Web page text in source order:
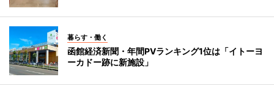
暮らす・働く
函館経済新聞・年間PVランキング1位は「イトーヨ
ーカドー跡に新施設」